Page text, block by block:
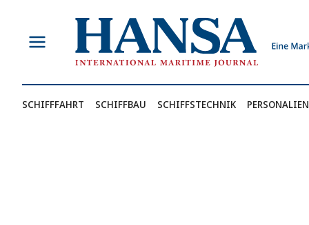
springen
SCHIFFFAHRT SCHIFFBAU SCHIFFSTECHNIK PERSONALIEN